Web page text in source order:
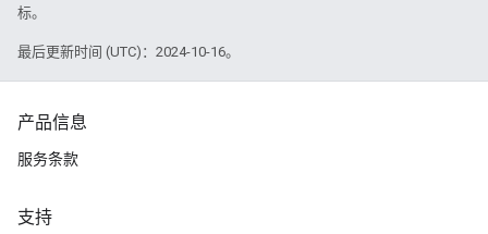
标。
最后更新时间 (UTC)：2024-10-16。
产品信息
服务条款
支持